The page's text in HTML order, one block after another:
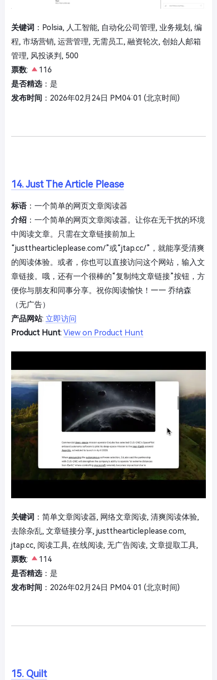
关键词 ：Polsia, 人工智能, 自动化公司管理, 业务规划, 编
程, 市场营销, 运营管理, 无需员工, 融资轮次, 创始人邮箱
管理, 风投谈判, 500
票数:
116
是否精选：是
发布时间 ：2026年02月24日 PM04:01 (北京时间)
14. Just The Article Please
标语：一个简单的网页文章阅读器
介绍 ：一个简单的网页文章阅读器。让你在无干扰的环境
中阅读文章。只需在文章链接前加上
“justthearticleplease.com/”或“jtap.cc/”，就能享受清爽
的阅读体验。或者，你也可以直接访问这个网站，输入文
章链接。哦，还有一个很棒的“复制纯文章链接”按钮，方
便你与朋友和同事分享。祝你阅读愉快！—— 乔纳森
（无广告）
产品网站: 立即访问
Product Hunt: View on Product Hunt
关键词 ：简单文章阅读器, 网络文章阅读, 清爽阅读体验,
去除杂乱, 文章链接分享, justthearticleplease.com,
jtap.cc, 阅读工具, 在线阅读, 无广告阅读, 文章提取工具,
票数:
114
是否精选：是
发布时间 ：2026年02月24日 PM04:01 (北京时间)
15. Quilt